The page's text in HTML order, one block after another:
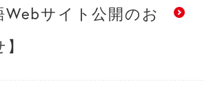
Webサイト公開のお